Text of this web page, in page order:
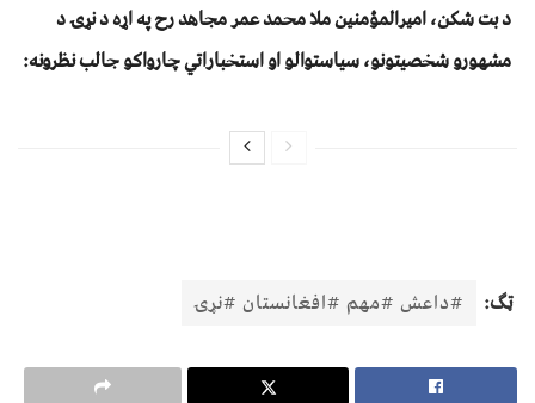
د بت شکن، اميرالمؤمنين ملا محمد عمر مجاهد رح په اړه د نړۍ د
مشهورو شخصیتونو، سیاستوالو او استخباراتي چارواکو جالب نظرونه:
ټګ: #داعش #مهم #افغانستان #نړۍ